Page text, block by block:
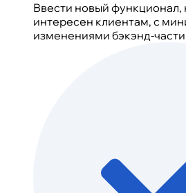
Ввести новый функционал,
интересен клиентам, с
изменениями бэкэнд-